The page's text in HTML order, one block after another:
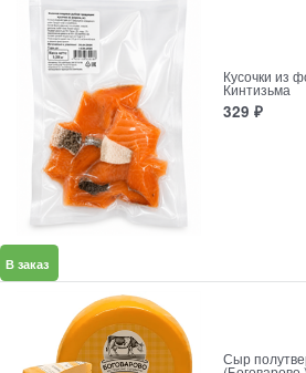
Кусочки из
Кинтизьма
329 ₽
В заказ
Сыр